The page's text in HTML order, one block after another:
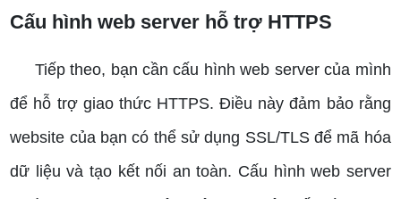
Cấu hình web server hỗ trợ HTTPS
Tiếp theo, bạn cần cấu hình web server của mình
để hỗ trợ giao thức HTTPS. Điều này đảm bảo rằng
website của bạn có thể sử dụng SSL/TLS để mã hóa
dữ liệu và tạo kết nối an toàn. Cấu hình web server